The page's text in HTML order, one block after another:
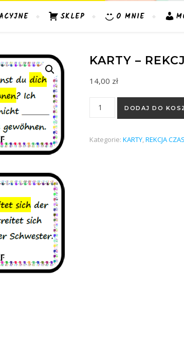
SKLEP O MNIE
KARTY –
14,00 zł
ilość Karty - Rekcja
DODAJ DO
Kategorie: KARTY,REKCJA